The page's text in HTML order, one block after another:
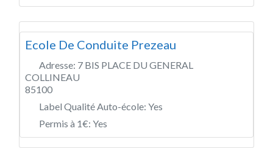
Ecole De Conduite Prezeau
Adresse: 7 BIS PLACE DU GENERAL
COLLINEAU
85100
Label Qualité Auto-école: Yes
Permis à 1€: Yes